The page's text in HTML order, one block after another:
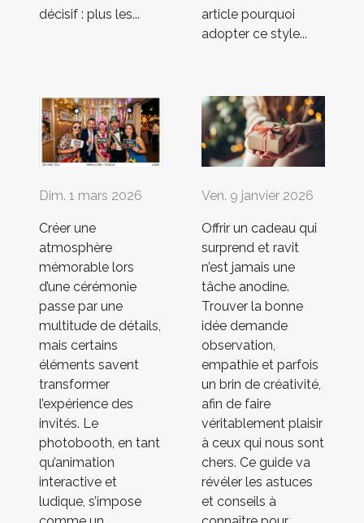
décisif : plus les...
article pourquoi
adopter ce style...
Dim. 1 mars 2026
Créer une
atmosphère
mémorable lors
d’une cérémonie
passe par une
multitude de détails,
mais certains
éléments savent
transformer
l’expérience des
invités. Le
photobooth, en tant
qu’animation
interactive et
ludique, s’impose
Ven. 9 janvier 2026
Offrir un cadeau qui
surprend et ravit
n’est jamais une
tâche anodine.
Trouver la bonne
idée demande
observation,
empathie et parfois
un brin de créativité,
afin de faire
véritablement plaisir
à ceux qui nous sont
chers. Ce guide va
révéler les astuces
et conseils à